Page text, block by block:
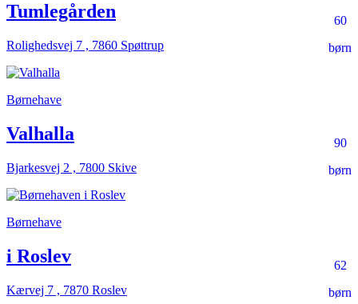
60
børn
Tumlegården
Rolighedsvej 7 , 7860 Spøttrup
Børnehave
90
børn
Valhalla
Bjarkesvej 2 , 7800 Skive
Børnehave
62
børn
i Roslev
Kærvej 7 , 7870 Roslev